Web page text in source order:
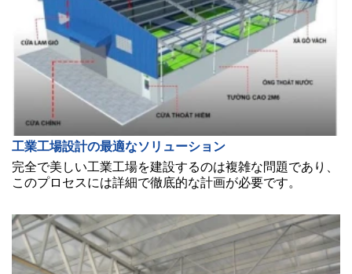
工業工場設計の最適なソリューション
完全で美しい工業工場を建設するのは複雑な問題であり、
このプロセスには詳細で徹底的な計画が必要です。